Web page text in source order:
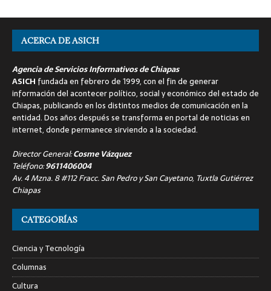
ACERCA DE ASICH
Agencia de Servicios Informativos de Chiapas
ASICH fundada en febrero de 1999, con el fin de generar
información del acontecer político, social y económico del estado de
Chiapas, publicando en los distintos medios de comunicación en la
entidad. Dos años después se transforma en portal de noticias en
internet, donde permanece sirviendo a la sociedad.
Director General:Cosme Vázquez
Teléfono:9611406004
Av. 4 Mzna. 8 #112 Fracc. San Pedro y San Cayetano, Tuxtla Gutiérrez
Chiapas
CATEGORÍAS
Ciencia y Tecnología
Columnas
Cultura